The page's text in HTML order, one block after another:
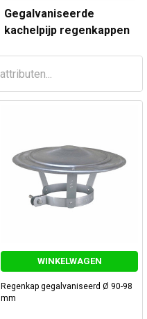
Gegalvaniseerde
kachelpijp regenkappen
WINKELWAGEN
Regenkap gegalvaniseerd Ø 90-98
mm